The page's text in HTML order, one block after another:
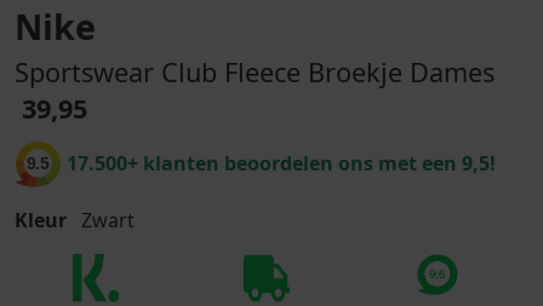
Nike
Sportswear Club Fleece Broekje Dames
39,95
9.5 17.500+ klanten beoordelen ons met een 9,5!
Kleur Zwart